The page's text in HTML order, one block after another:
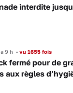
interdite
9 h •vu 1655 fois
fermé pour de
aux règles